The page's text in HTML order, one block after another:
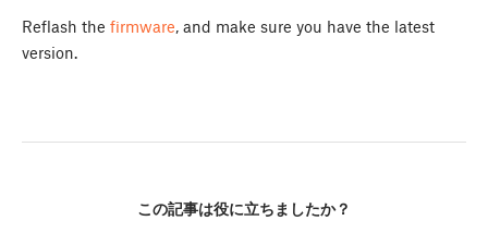
Reflash the firmware, and make sure you have the latest
version.
この記事は役に立ちましたか？